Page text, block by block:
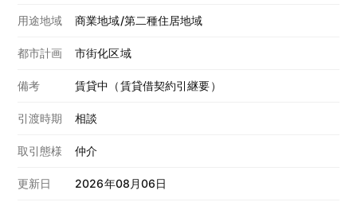
用途地域 商業地域/第二種住居地域
都市計画 市街化区域
備考 賃貸中（賃貸借契約引継要）
引渡時期 相談
取引態様 仲介
更新日 2026年08月06日